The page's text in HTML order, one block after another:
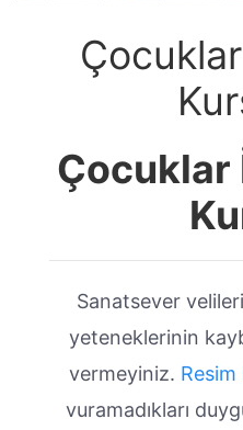
Çocuklar
Sanatsever
yeteneklerinin
vermeyiniz. Resim
vuramadıkları